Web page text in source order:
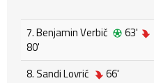
7. Benjamin Verbič
63'
80'
8. Sandi Lovrić 66'